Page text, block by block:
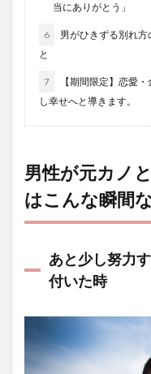
当にありがとう」
6
男がひきずる別れ
と
7
【期間限定】恋愛
し幸せへと導きます。
男性が元カノ
はこんな瞬間な
あと少し努力
付いた時